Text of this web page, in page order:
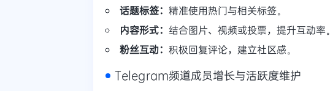
话题标签： 精准使用热门与相关标签。
内容形式： 结合图片、视频或投票，提升互动率。
粉丝互动： 积极回复评论，建立社区感。
Telegram频道成员增长与活跃度维护